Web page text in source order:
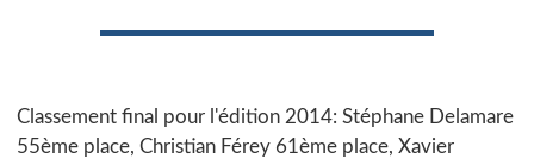
Classement final pour l'édition 2014: Stéphane Delamare
55ème place, Christian Férey 61ème place, Xavier